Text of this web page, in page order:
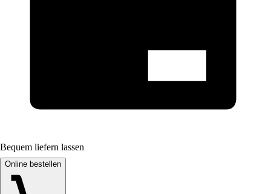
Bequem liefern lassen
Online bestellen